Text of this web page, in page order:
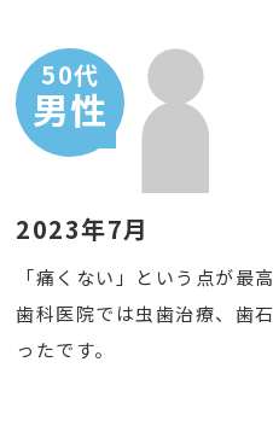
50代
男性
2023年7月
「痛くない」という点が最
歯科医院では虫歯治療、歯
ったです。